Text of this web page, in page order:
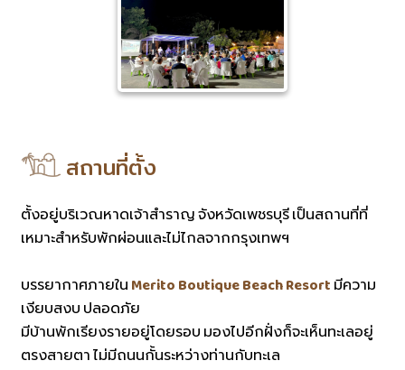
สถานที่ตั้ง
ตั้งอยู่บริเวณหาดเจ้าสำราญ จังหวัดเพชรบุรี เป็นสถานที่ที่
เหมาะสำหรับพักผ่อนและไม่ไกลจากกรุงเทพฯ
บรรยากาศภายในMerito Boutique Beach Resortมีความ
เงียบสงบ ปลอดภัย
มีบ้านพักเรียงรายอยู่โดยรอบ มองไปอีกฝั่งก็จะเห็นทะเลอยู่
ตรงสายตา ไม่มีถนนกั้นระหว่างท่านกับทะเล